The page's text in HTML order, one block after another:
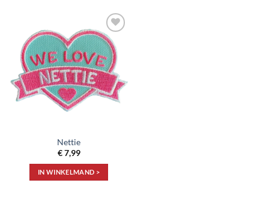
Toevoegen
aan
verlanglijst
Nettie
€7,99
IN WINKELMAND >